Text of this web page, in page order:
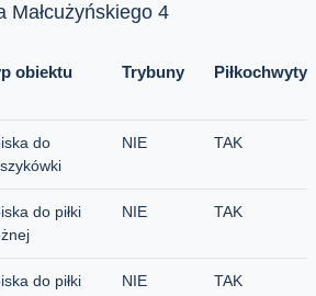
Małcużyńskiego 4
obiektu Trybuny Piłkochwyty
do
NIE TAK
do piłki
NIE TAK
do piłki
NIE TAK